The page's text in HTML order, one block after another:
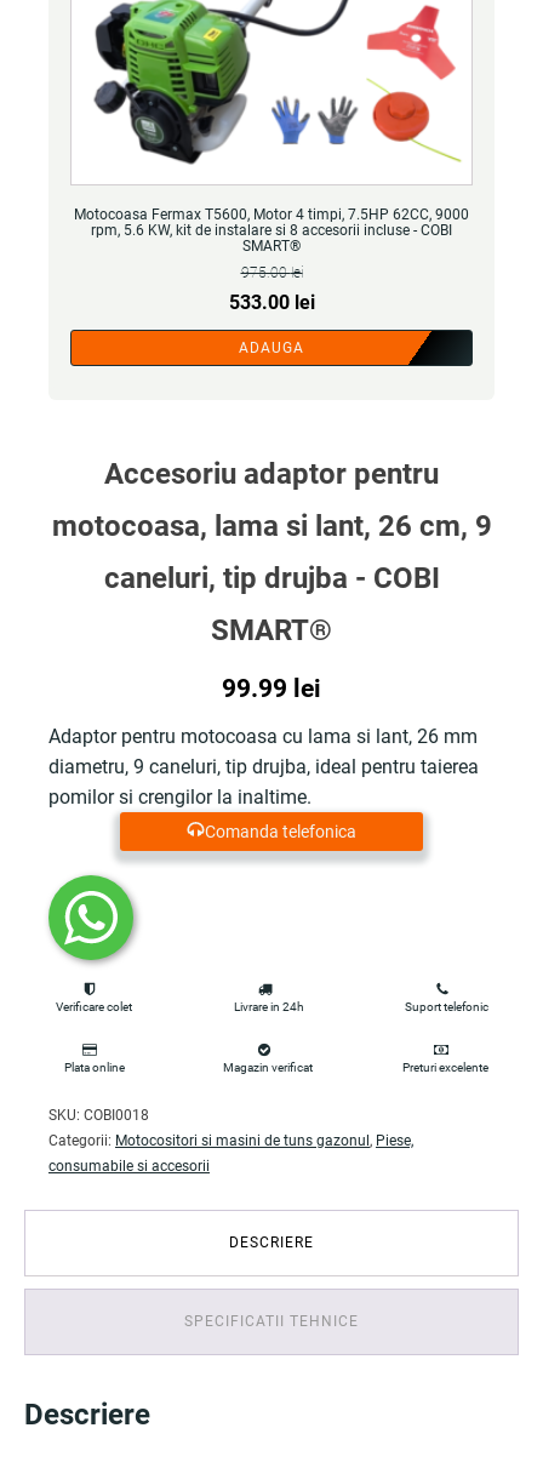
Motocoasa Fermax T5600, Motor 4 timpi, 7.5HP 62CC, 9000
rpm, 5.6 KW, kit de instalare si 8 accesorii incluse - COBI
SMART®
975.00lei
Prețul
inițial
a
533.00 leiPrețul
curent
este:
ADAUGA
Accesoriu adaptor pentru
motocoasa, lama si lant, 26 cm, 9
caneluri, tip drujba - COBI
SMART®
99.99 lei
Adaptor pentru motocoasa cu lama si lant, 26 mm
diametru, 9 caneluri, tip drujba, ideal pentru taierea
pomilor si crengilor la inaltime.
Comanda telefonica
Verificare colet Livrare in 24h Suport telefonic
Plata online Magazin verificat Preturi excelente
SKU: COBI0018
Categorii: Motocositori si masini de tuns gazonul , Piese,
consumabile si accesorii
DESCRIERE
SPECIFICATII TEHNICE
Descriere